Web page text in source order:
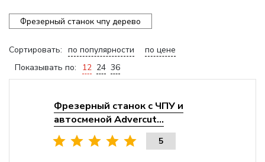
Фрезерный станок чпу дерево
Сортировать: по популярности
по цене
Показывать по:
12 24 36
Фрезерный станок с ЧПУ и
автосменой Advercut...
5